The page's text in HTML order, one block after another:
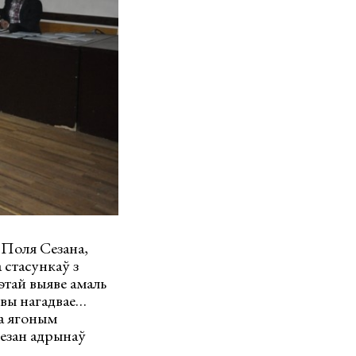
Поля Сезана,
з
выяве амаль
нагадвае…
ягоным
адрынаў